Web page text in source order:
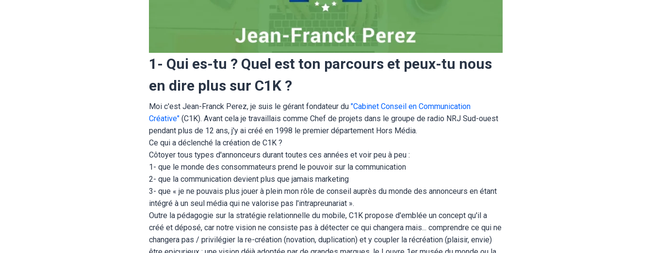
1- Qui es-tu ? Quel est ton parcours et peux-tu nous
en dire plus sur C1K ?
Moi c'est Jean-Franck Perez, je suis le gérant fondateur du "Cabinet Conseil en Communication
Créative" (C1K). Avant cela je travaillais comme Chef de projets dans le groupe de radio NRJ Sud-ouest
pendant plus de 12 ans, j'y ai créé en 1998 le premier département Hors Média.
Ce qui a déclenché la création de C1K ?
Côtoyer tous types d'annonceurs durant toutes ces années et voir peu à peu :
1- que le monde des consommateurs prend le pouvoir sur la communication
2- que la communication devient plus que jamais marketing
3- que « je ne pouvais plus jouer à plein mon rôle de conseil auprès du monde des annonceurs en étant
intégré à un seul média qui ne valorise pas l'intrapreunariat ».
Outre la pédagogie sur la stratégie relationnelle du mobile, C1K propose d'emblée un concept qu'il a
créé et déposé, car notre vision ne consiste pas à détecter ce qui changera mais... comprendre ce qui ne
changera pas / privilégier la re-création (novation, duplication) et y coupler la récréation (plaisir, envie)